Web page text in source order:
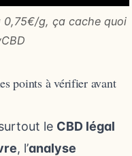
0,75€/g, ça cache quoi
points à vérifier avant
le CBD légal
, l’analyse